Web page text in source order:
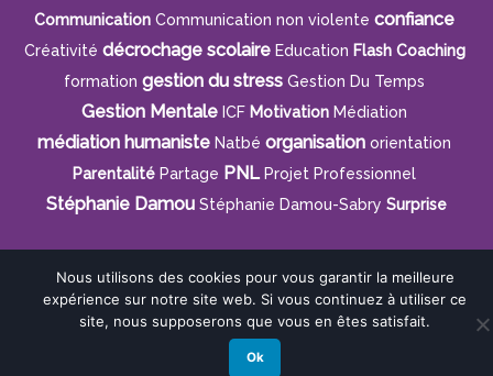
Communication Communication non violente confiance
Créativité décrochage scolaire Education Flash Coaching
formation gestion du stress Gestion Du Temps
Gestion Mentale ICF Motivation Médiation
médiation humaniste Natbé organisation orientation
Parentalité Partage PNL Projet Professionnel
Stéphanie Damou Stéphanie Damou-Sabry Surprise
Mentions légales
Réalisation Rhonalpcom
Nous utilisons des cookies pour vous garantir la meilleure
expérience sur notre site web. Si vous continuez à utiliser ce
site, nous supposerons que vous en êtes satisfait.
Ok